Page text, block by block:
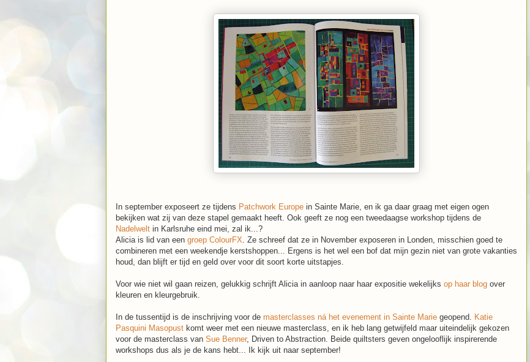
In september exposeert ze tijdens Patchwork Europe in Sainte Marie, en ik ga daar graag met eigen ogen
bekijken wat zij van deze stapel gemaakt heeft. Ook geeft ze nog een tweedaagse workshop tijdens de
Nadelwelt in Karlsruhe eind mei, zal ik...?
Alicia is lid van een groep ColourFX . Ze schreef dat ze in November exposeren in Londen, misschien goed te
combineren met een weekendje kerstshoppen... Ergens is het wel een bof dat mijn gezin niet van grote vakanties
houd, dan blijft er tijd en geld over voor dit soort korte uitstapjes.
Voor wie niet wil gaan reizen, gelukkig schrijft Alicia in aanloop naar haar expositie wekelijks op haar blog over
kleuren en kleurgebruik.
In de tussentijd is de inschrijving voor de masterclasses ná het evenement in Sainte Marie geopend. Katie
Pasquini Masopust komt weer met een nieuwe masterclass, en ik heb lang getwijfeld maar uiteindelijk gekozen
voor de masterclass van Sue Benner, Driven to Abstraction. Beide quiltsters geven ongelooflijk inspirerende
workshops dus als je de kans hebt... Ik kijk uit naar september!